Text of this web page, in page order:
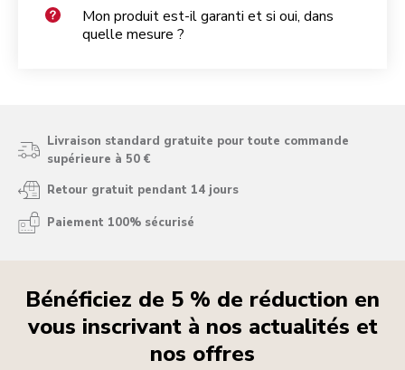
Mon produit est-il garanti et si oui, dans
quelle mesure ?
Livraison standard gratuite pour toute commande
supérieure à 50 €
Retour gratuit pendant 14 jours
Paiement 100% sécurisé
Bénéficiez de 5 % de réduction en
vous inscrivant à nos actualités et
nos offres